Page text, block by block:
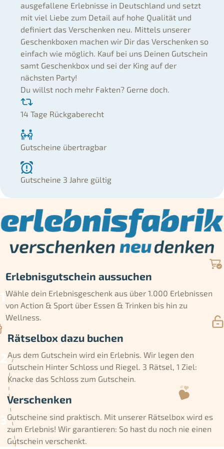
ausgefallene Erlebnisse in Deutschland und setzt
mit viel Liebe zum Detail auf hohe Qualität und
definiert das Verschenken neu. Mittels unserer
Geschenkboxen machen wir Dir das Verschenken so
einfach wie möglich. Kauf bei uns Deinen Gutschein
samt Geschenkbox und sei der King auf der
nächsten Party!
Du willst noch mehr Fakten? Gerne doch.
14 Tage Rückgaberecht
Gutscheine übertragbar
Gutscheine 3 Jahre gültig
Erlebnisgutschein aussuchen
Wähle dein Erlebnisgeschenk aus über 1.000 Erlebnissen
von Action & Sport über Essen & Trinken bis hin zu
Wellness.
Rätselbox dazu buchen
Aus dem Gutschein wird ein Erlebnis. Wir legen den
Gutschein Hinter Schloss und Riegel. 3 Rätsel, 1 Ziel:
Knacke das Schloss zum Gutschein.
Verschenken
Gutscheine sind praktisch. Mit unserer Rätselbox wird es
zum Erlebnis! Wir garantieren: So hast du noch nie einen
Gutschein verschenkt.